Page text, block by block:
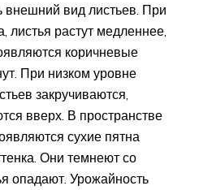
внешний вид листьев. При
листья растут медленнее,
коричневые
При низком уровне
закручиваются,
вверх. В пространстве
сухие пятна
Они темнеют со
опадают. Урожайность